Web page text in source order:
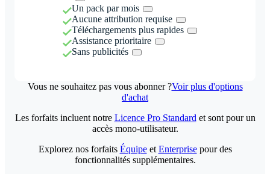
Un pack par mois
Aucune attribution requise
Téléchargements plus rapides
Assistance prioritaire
Sans publicités
Vous ne souhaitez pas vous abonner ?Voir plus d'options
d'achat
Les forfaits incluent notre Licence Pro Standard et sont pour un
accès mono-utilisateur.
Explorez nos forfaits Équipeet Enterprisepour des
fonctionnalités supplémentaires.